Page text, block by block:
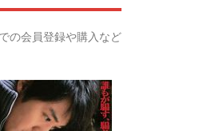
の会員登録や購入など